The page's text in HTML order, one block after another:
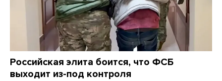
Российская элита боится, что ФСБ
выходит из-под контроля